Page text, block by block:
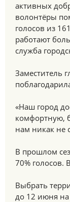
активных
волонтёры
голосов из
работают
служба
Заместитель
«Наш город
комфортную,
нам никак не
В прошлом
70% голосов.
Выбрать
до 12 июня на